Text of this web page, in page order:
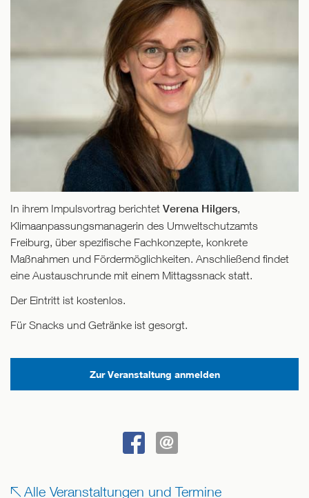
In ihrem Impulsvortrag berichtet Verena Hilgers,
Klimaanpassungsmanagerin des Umweltschutzamts
Freiburg, über spezifische Fachkonzepte, konkrete
Maßnahmen und Fördermöglichkeiten. Anschließend findet
eine Austauschrunde mit einem Mittagssnack statt.
Der Eintritt ist kostenlos.
Für Snacks und Getränke ist gesorgt.
Zur Veranstaltung anmelden
TEILEN
Alle Veranstaltungen und Termine